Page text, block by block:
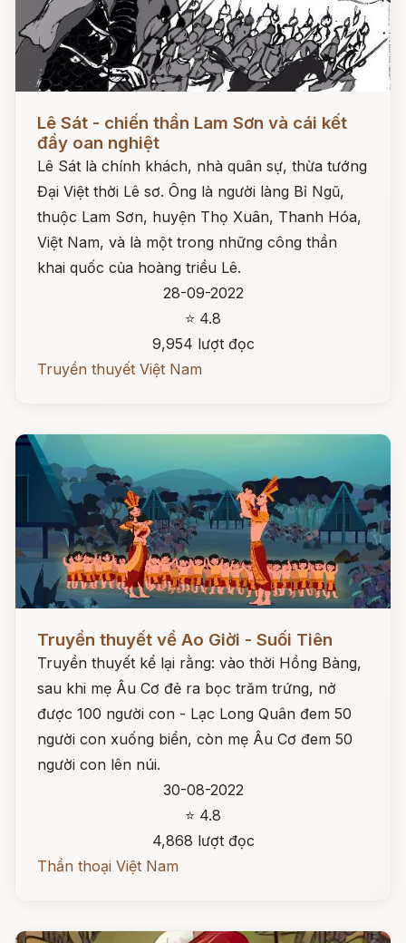
Lê Sát - chiến thần Lam Sơn và cái kết
đầy oan nghiệt
Lê Sát là chính khách, nhà quân sự, thừa tướng
Đại Việt thời Lê sơ. Ông là người làng Bỉ Ngũ,
thuộc Lam Sơn, huyện Thọ Xuân, Thanh Hóa,
Việt Nam, và là một trong những công thần
khai quốc của hoàng triều Lê.
28-09-2022
⭐ 4.8
9,954 lượt đọc
Truyền thuyết Việt Nam
Đọc ngay
Truyền thuyết về Ao Giời - Suối Tiên
Truyền thuyết kể lại rằng: vào thời Hồng Bàng,
sau khi mẹ Âu Cơ đẻ ra bọc trăm trứng, nở
được 100 người con - Lạc Long Quân đem 50
người con xuống biển, còn mẹ Âu Cơ đem 50
người con lên núi.
30-08-2022
⭐ 4.8
4,868 lượt đọc
Thần thoại Việt Nam